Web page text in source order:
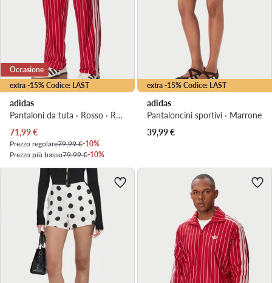
extra -15% Codice: LAST
Occasione
adidas
Pantaloni da tuta · Rosso · Regular Fit
Prezzo attuale
71,99€
Prezzo regolare79,99 €-10%
Prezzo più basso79,99 €-10%
extra -15% Codice: LAST
adidas
Pantaloncini sportivi · Marrone
39,99€